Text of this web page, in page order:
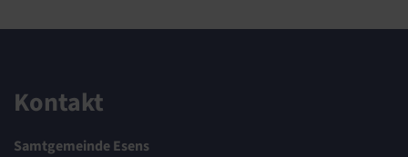
Kontakt
Samtgemeinde Esens